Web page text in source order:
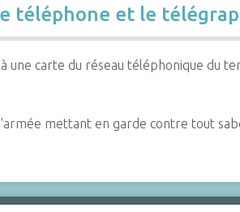
téléphone et le
une carte du réseau téléphonique du
mettant en garde contre tout